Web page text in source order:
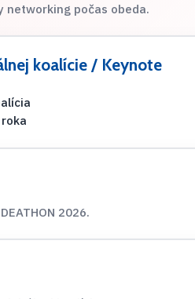
networking počas obeda.
koalície / Keynote
2026.